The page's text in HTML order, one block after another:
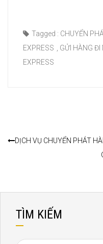
Tagged : CHUYỂN
EXPRESS
GỬI HÀNG ĐI
EXPRESS
DỊCH VỤ CHUYỂN PHÁT
TÌM KIẾM